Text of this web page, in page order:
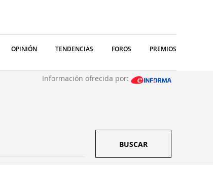
OPINIÓN TENDENCIAS FOROS PREMIOS
Información ofrecida por:
BUSCAR